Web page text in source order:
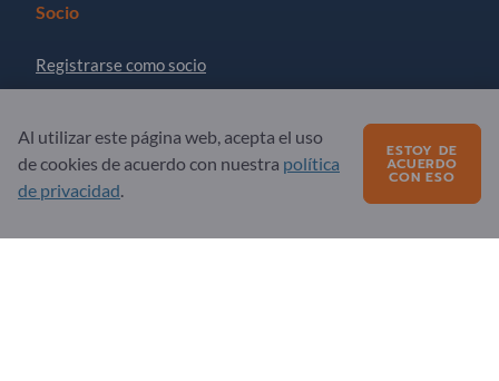
Socio
Registrarse como socio
¿Preguntas?
Al utilizar este página web, acepta el uso
de cookies de acuerdo con nuestra política
de privacidad.
ESTOY DE
ACUERDO
CON ESO